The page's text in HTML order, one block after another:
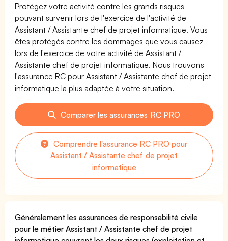
Protégez votre activité contre les grands risques
pouvant survenir lors de l'exercice de l'activité de
Assistant / Assistante chef de projet informatique. Vous
êtes protégés contre les dommages que vous causez
lors de l'exercice de votre activité de Assistant /
Assistante chef de projet informatique. Nous trouvons
l'assurance RC pour Assistant / Assistante chef de projet
informatique la plus adaptée à votre situation.
Comparer les assurances RC PRO
Comprendre l'assurance RC PRO pour
Assistant / Assistante chef de projet
informatique
Généralement les assurances de responsabilité civile
pour le métier Assistant / Assistante chef de projet